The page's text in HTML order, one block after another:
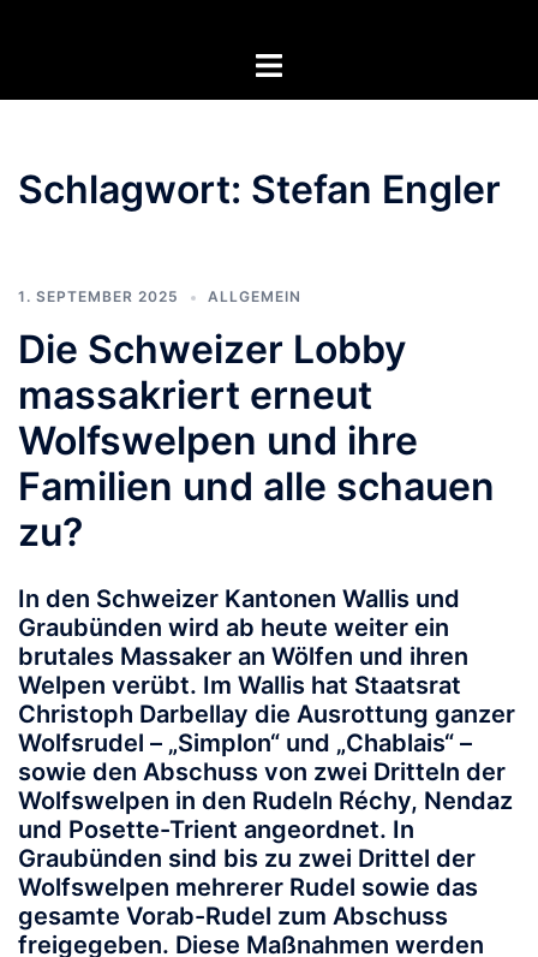
Menü
Schlagwort: Stefan Engler
1. SEPTEMBER 2025 ALLGEMEIN
Die Schweizer Lobby
massakriert erneut
Wolfswelpen und ihre
Familien und alle schauen
zu?
In den Schweizer Kantonen Wallis und
Graubünden wird ab heute weiter ein
brutales Massaker an Wölfen und ihren
Welpen verübt. Im Wallis hat Staatsrat
Christoph Darbellay die Ausrottung ganzer
Wolfsrudel – „Simplon“ und „Chablais“ –
sowie den Abschuss von zwei Dritteln der
Wolfswelpen in den Rudeln Réchy, Nendaz
und Posette-Trient angeordnet. In
Graubünden sind bis zu zwei Drittel der
Wolfswelpen mehrerer Rudel sowie das
gesamte Vorab-Rudel zum Abschuss
freigegeben. Diese Maßnahmen werden